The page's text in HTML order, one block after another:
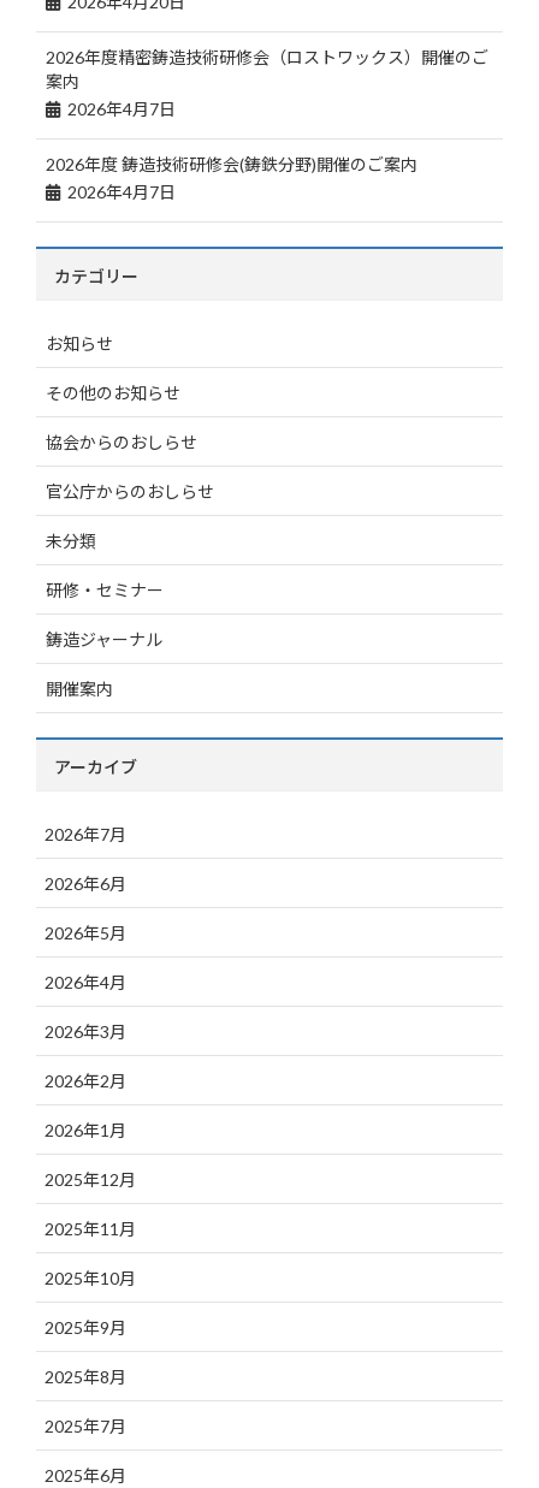
2026年度精密鋳造技術研修会（ロストワックス）開催のご
案内
2026年4月7日
2026年度 鋳造技術研修会(鋳鉄分野)開催のご案内
2026年4月7日
カテゴリー
お知らせ
その他のお知らせ
協会からのおしらせ
官公庁からのおしらせ
未分類
研修・セミナー
鋳造ジャーナル
開催案内
アーカイブ
2026年7月
2026年6月
2026年5月
2026年4月
2026年3月
2026年2月
2026年1月
2025年12月
2025年11月
2025年10月
2025年9月
2025年8月
2025年7月
2025年6月